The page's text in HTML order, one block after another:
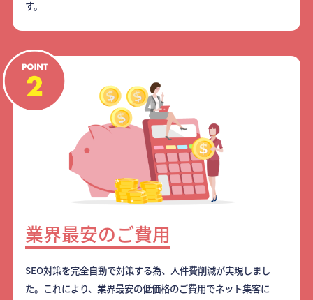
す。
業界最安のご費用
SEO対策を完全自動で対策する為、人件費削減が実現しまし
た。これにより、業界最安の低価格のご費用でネット集客に